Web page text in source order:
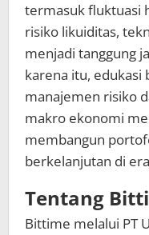
termasuk fluktuasi
risiko likuiditas,
menjadi tanggung
karena itu, edukasi
manajemen risiko
makro ekonomi
membangun
berkelanjutan di
Tentang
Bittime melalui PT